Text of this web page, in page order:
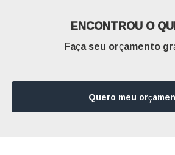
ENCONTROU O
Faça seu orçamento
Quero meu